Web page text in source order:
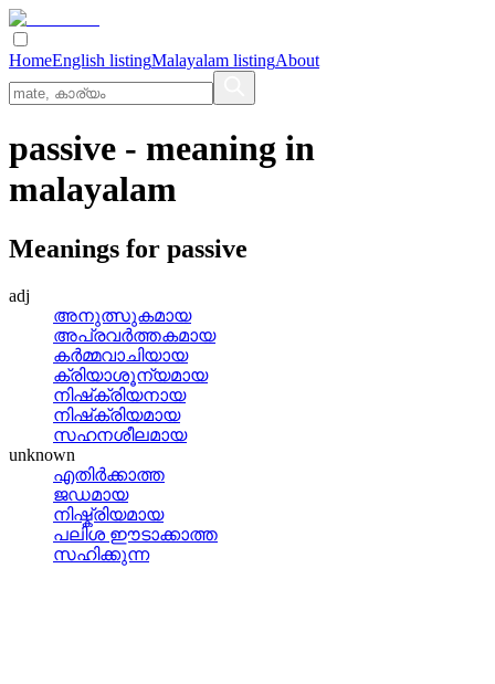
HomeEnglish listingMalayalam listingAbout
passive - meaning in
malayalam
Meanings for passive
adj
അനുത്സുകമായ
അപ്രവര്‍ത്തകമായ
കര്‍മ്മവാചിയായ
ക്രിയാശൂന്യമായ
നിഷ്‌ക്രിയനായ
നിഷ്‌ക്രിയമായ
സഹനശീലമായ
unknown
എതിര്‍ക്കാത്ത
ജഡമായ
നിഷ്ക്രിയമായ
പലിശ ഈടാക്കാത്ത
സഹിക്കുന്ന